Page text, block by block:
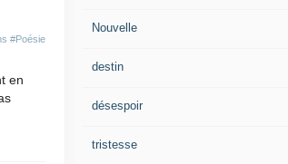
#Poésie
en
Nouvelle
destin
désespoir
tristesse